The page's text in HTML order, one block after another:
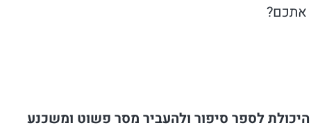
אתכם?
היכולת לספר סיפור ולהעביר מסר פשוט ומשכנע